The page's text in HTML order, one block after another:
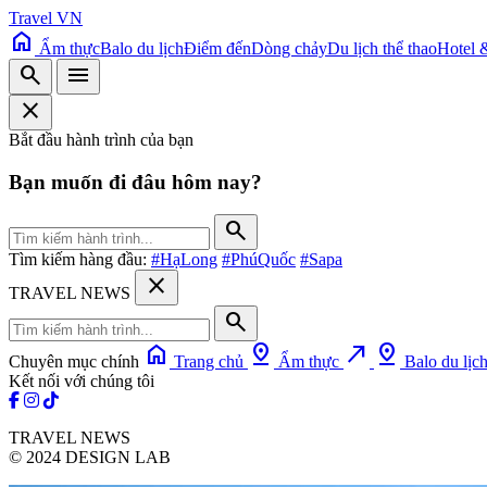
Travel VN
home Ẩm thựcBalo du lịchĐiểm đếnDòng chảyDu lịch thể thaoHotel
search
menu
close
Bắt đầu hành trình của bạn
Bạn muốn đi đâu hôm nay?
search
Tìm kiếm hàng đầu: #HạLong #PhúQuốc #Sapa
TRAVEL NEWS
close
search
Chuyên mục chính home Trang chủ pin_drop Ẩm thực north_east pin_drop Balo du lịch
Kết nối với chúng tôi
TRAVEL NEWS
© 2024 DESIGN LAB